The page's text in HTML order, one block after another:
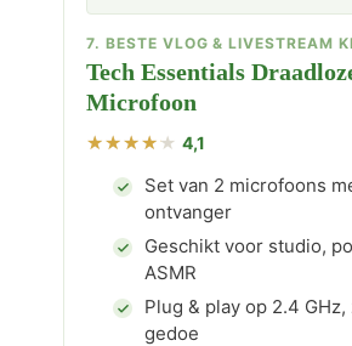
7. BESTE VLOG & LIVESTREAM
Tech Essentials
Microfoon
4,1
Set van 2 microfoons
ontvanger
Geschikt voor studio,
ASMR
Plug & play op 2.4
gedoe